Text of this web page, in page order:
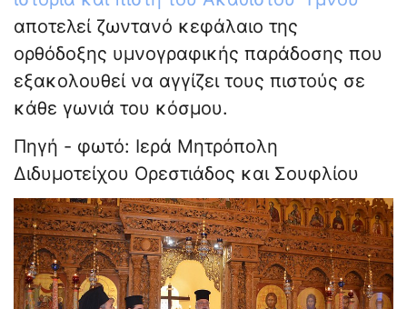
αποτελεί ζωντανό κεφάλαιο της
ορθόδοξης υμνογραφικής παράδοσης που
εξακολουθεί να αγγίζει τους πιστούς σε
κάθε γωνιά του κόσμου.
Πηγή - φωτό: Ιερά Μητρόπολη
Διδυμοτείχου Ορεστιάδος και Σουφλίου